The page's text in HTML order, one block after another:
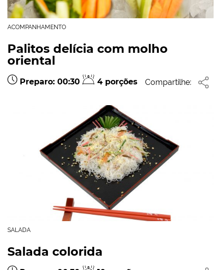
ACOMPANHAMENTO
Palitos delícia com molho
oriental
Preparo: 00:30 4 porções Compartilhe:
SALADA
Salada colorida